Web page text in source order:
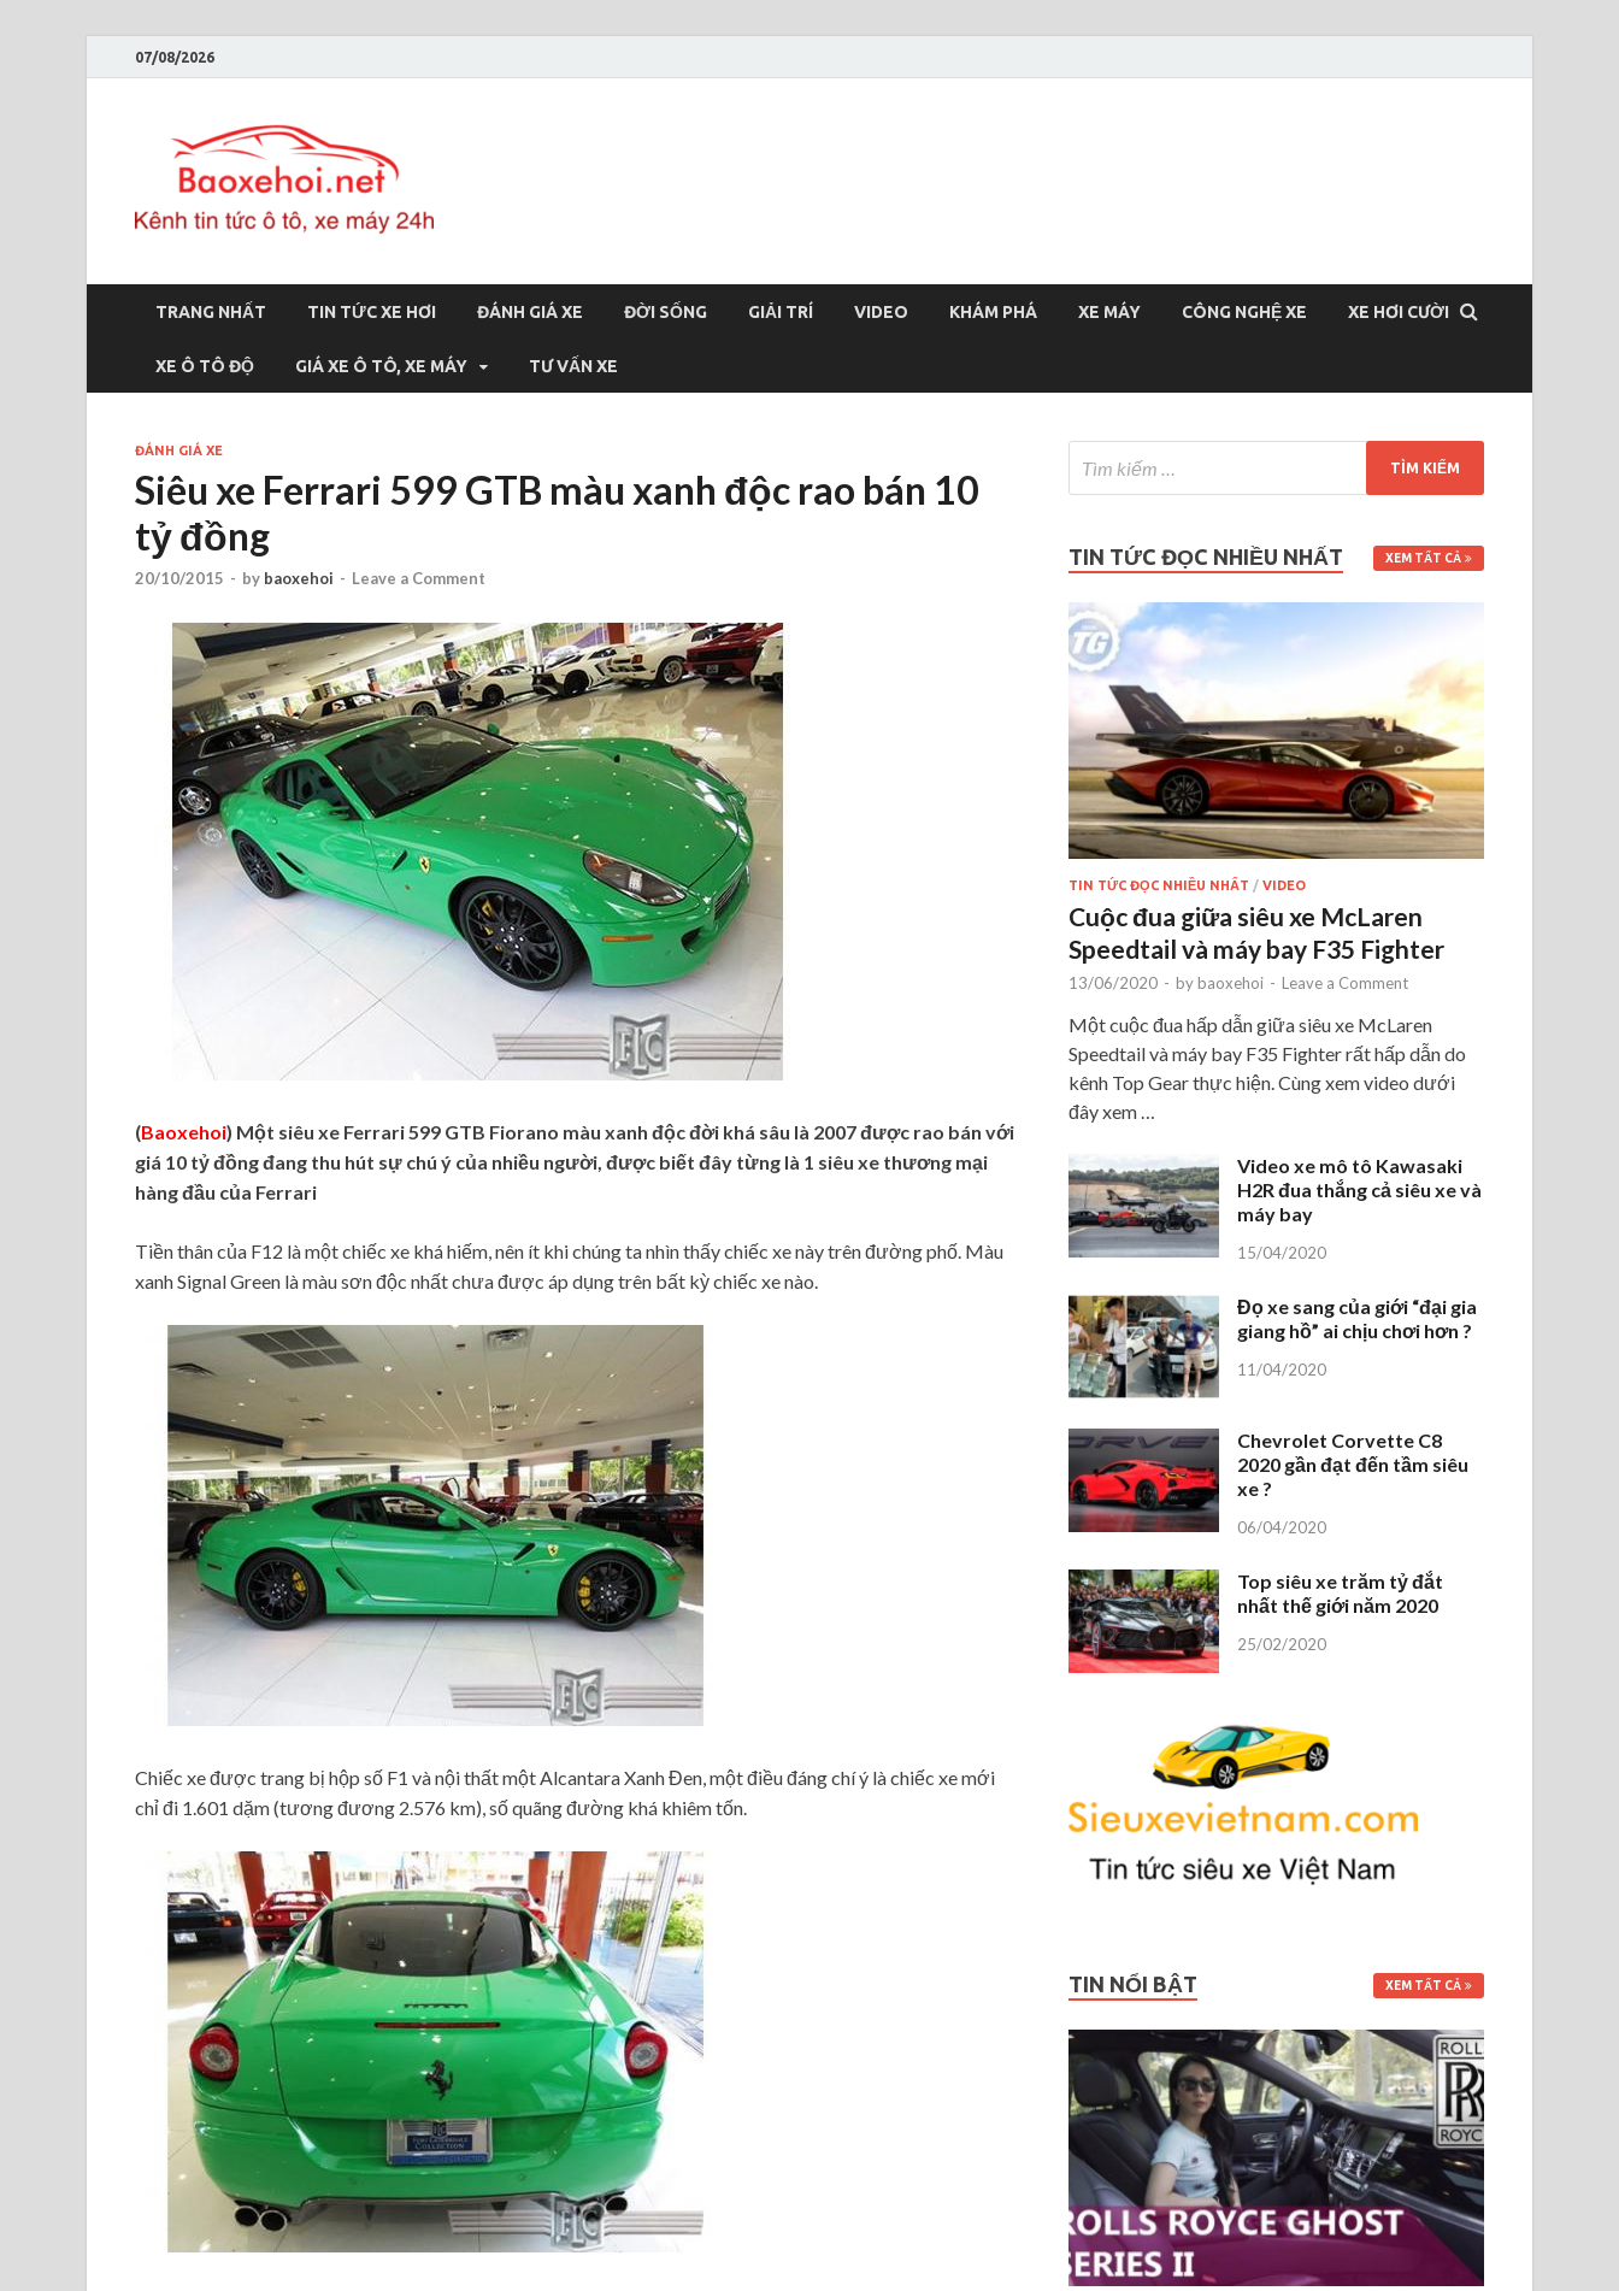
07/08/2026
TRANG NHẤT TIN TỨC XE HƠI ĐÁNH GIÁ XE ĐỜI SỐNG GIẢI TRÍ VIDEO KHÁM PHÁ XE MÁY CÔNG NGHỆ XE XE HƠI CƯỜI
XE Ô TÔ ĐỘ GIÁ XE Ô TÔ, XE MÁY TƯ VẤN XE
ĐÁNH GIÁ XE
Siêu xe Ferrari 599 GTB màu xanh độc rao bán 10
tỷ đồng
20/10/2015 - by baoxehoi - Leave a Comment
(Baoxehoi) Một siêu xe Ferrari 599 GTB Fiorano màu xanh độc đời khá sâu là 2007 được rao bán với
giá 10 tỷ đồng đang thu hút sự chú ý của nhiều người, được biết đây từng là 1 siêu xe thương mại
hàng đầu của Ferrari
Tiền thân của F12 là một chiếc xe khá hiếm, nên ít khi chúng ta nhìn thấy chiếc xe này trên đường phố. Màu
xanh Signal Green là màu sơn độc nhất chưa được áp dụng trên bất kỳ chiếc xe nào.
Chiếc xe được trang bị hộp số F1 và nội thất một Alcantara Xanh Đen, một điều đáng chí ý là chiếc xe mới
chỉ đi 1.601 dặm (tương đương 2.576 km), số quãng đường khá khiêm tốn.
TIN TỨC ĐỌC NHIỀU NHẤT XEM TẤT CẢ
TIN TỨC ĐỌC NHIỀU NHẤT /VIDEO
Cuộc đua giữa siêu xe McLaren
Speedtail và máy bay F35 Fighter
13/06/2020 - by baoxehoi - Leave a Comment
Một cuộc đua hấp dẫn giữa siêu xe McLaren
Speedtail và máy bay F35 Fighter rất hấp dẫn do
kênh Top Gear thực hiện. Cùng xem video dưới
đây xem …
Video xe mô tô Kawasaki
H2R đua thắng cả siêu xe và
máy bay
15/04/2020
Đọ xe sang của giới “đại gia
giang hồ” ai chịu chơi hơn ?
11/04/2020
Chevrolet Corvette C8
2020 gần đạt đến tầm siêu
xe ?
06/04/2020
Top siêu xe trăm tỷ đắt
nhất thế giới năm 2020
25/02/2020
TIN NỔI BẬT XEM TẤT CẢ